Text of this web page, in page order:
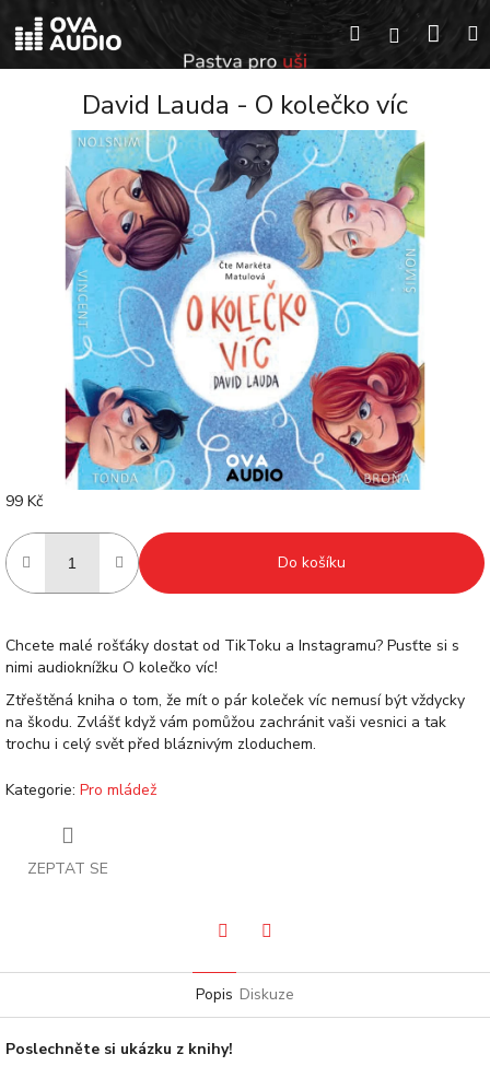
na
obsah
HledatPřihlášení
David Lauda - O kolečko víc
99 Kč
cena:
Do košíku
Chcete malé rošťáky dostat od TikToku a Instagramu? Pusťte si s
nimi audioknížku O kolečko víc!
Ztřeštěná kniha o tom, že mít o pár koleček víc nemusí být vždycky
na škodu. Zvlášť když vám pomůžou zachránit vaši vesnici a tak
trochu i celý svět před bláznivým zloduchem.
Kategorie: Pro mládež
ZEPTAT SE
Popis Diskuze
Poslechněte si ukázku z knihy!